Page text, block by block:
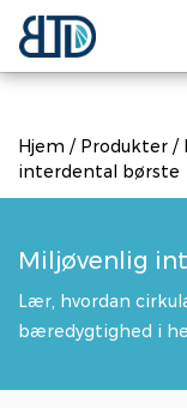
Hjem / Produkter /
interdental børste
Miljøvenlig
Lær, hvordan
bæredygtighed i